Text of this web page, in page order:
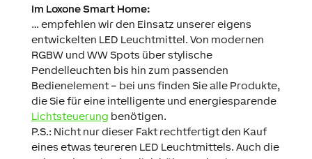
Im Loxone Smart Home:
… empfehlen wir den Einsatz unserer eigens
entwickelten LED Leuchtmittel. Von modernen
RGBW und WW Spots über stylische
Pendelleuchten bis hin zum passenden
Bedienelement – bei uns finden Sie alle Produkte,
die Sie für eine intelligente und energiesparende
Lichtsteuerung benötigen.
P.S.: Nicht nur dieser Fakt rechtfertigt den Kauf
eines etwas teureren LED Leuchtmittels. Auch die